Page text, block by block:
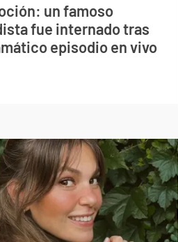
un famoso
fue internado tras
episodio en vivo